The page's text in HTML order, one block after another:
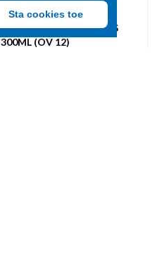
Sta cookies toe
084918
D+L MAYONAISE EI GLAS
300ML (OV 12)